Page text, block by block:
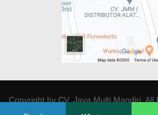
Copyright by CV. Java Multi Mandiri .